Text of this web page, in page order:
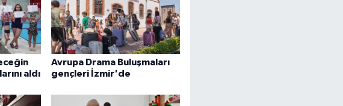
aldı
Avrupa Drama Buluşmaları
gençleri İzmir'de